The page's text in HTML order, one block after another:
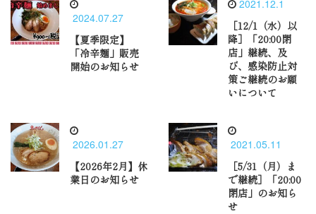
2024.07.27
【夏季限定】
「冷辛麺」販売
開始のお知らせ
2021.12.1
［12/1（水）以
降］「20:00閉
店」継続、及
び、感染防止対
策ご継続のお願
いについて
2026.01.27
【2026年2月】休
業日のお知らせ
2021.05.11
［5/31（月）ま
で継続］「20:00
閉店」のお知ら
せ